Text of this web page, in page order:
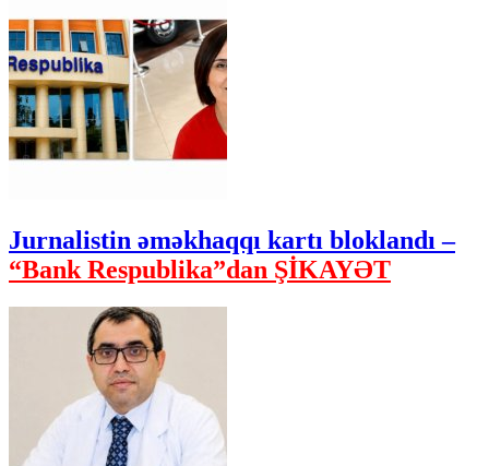
Jurnalistin əməkhaqqı kartı bloklandı –
“Bank Respublika”dan ŞİKAYƏT